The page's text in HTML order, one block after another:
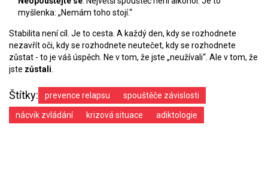
myšlenka: „Nemám toho stojí.“
Stabilita není cíl. Je to cesta. A každý den, kdy se rozhodnete
nezavřít oči, kdy se rozhodnete neutečet, kdy se rozhodnete
zůstat - to je váš úspěch. Ne v tom, že jste „neužívali“. Ale v tom, že
jste zůstali.
Štítky: prevence relapsu spouštěče závislosti
nácvik zvládání krizová situace adiktologie